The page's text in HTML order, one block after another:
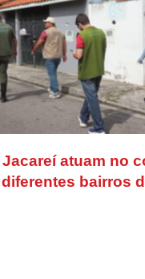
atuam no
bairros